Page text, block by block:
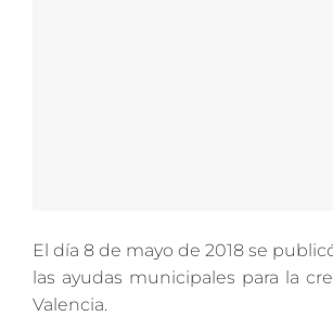
El día 8 de mayo de 2018 se
las ayudas municipales para la
Valencia.